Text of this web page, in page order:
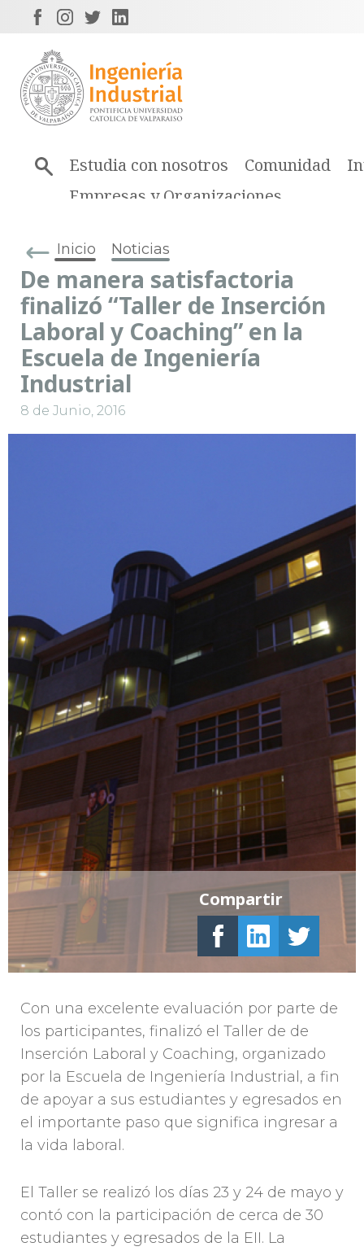
Estudia con nosotros Comunidad
Empresas y Organizaciones
Inicio Noticias
De manera satisfactoria
finalizó “Taller de Inserción
Laboral y Coaching” en la
Escuela de Ingeniería
Industrial
8 de Junio, 2016
Con una excelente evaluación por parte de
los participantes, finalizó el Taller de de
Inserción Laboral y Coaching, organizado
por la Escuela de Ingeniería Industrial, a fin
de apoyar a sus estudiantes y egresados en
el importante paso que significa ingresar a
la vida laboral.
El Taller se realizó los días 23 y 24 de mayo y
contó con la participación de cerca de 30
estudiantes y egresados de la EII. La
Compartir